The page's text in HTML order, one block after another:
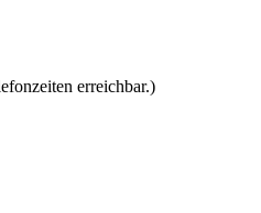
erreichbar.)